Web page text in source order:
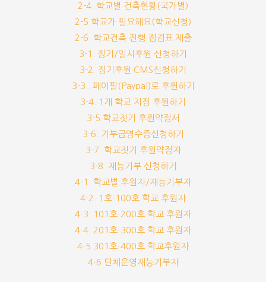
2-4. 학교별 건축현황(국가별)
2-5 학교가 필요해요(학교신청)
2-6. 학교건축 진행 점검표 제출
3-1. 정기/일시후원 신청하기
3-2. 정기후원 CMS신청하기
3-3.. 페이팔(Paypal)로 후원하기
3-4. 1개 학교 지정 후원하기
3-5.학교짓기 후원약정서
3-6. 기부금영수증신청하기
3-7. 학교짓기 후원약정자
3-8. 재능기부 신청하기
4-1. 학교별 후원자/재능기부자
4-2. 1호-100호 학교 후원자
4-3. 101호-200호 학교 후원자
4-4. 201호-300호 학교 후원자
4-5 301호-400호 학교후원자
4-6 단체운영재능기부자